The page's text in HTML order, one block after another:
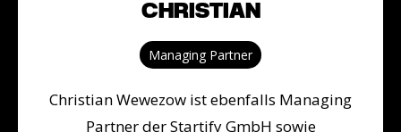
CHRISTIAN
Managing Partner
Christian Wewezow ist ebenfalls Managing
Partner der Startify GmbH sowie